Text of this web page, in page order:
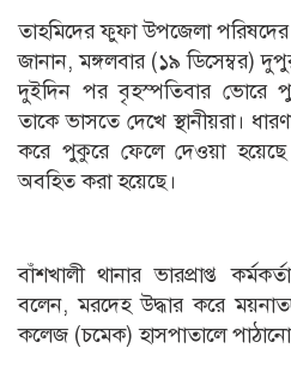
তাহমিদের ফুফা উপজেলা
জানান, মঙ্গলবার (১৯ ডিসেম্বর)
দুইদিন পর বৃহস্পতিবার ভোরে
তাকে ভাসতে দেখে স্থানীয়রা।
করে পুকুরে ফেলে দেওয়া
অবহিত করা হয়েছে।
বাঁশখালী থানার ভারপ্রাপ্ত
বলেন, মরদেহ উদ্ধার করে
কলেজ (চমেক) হাসপাতালে